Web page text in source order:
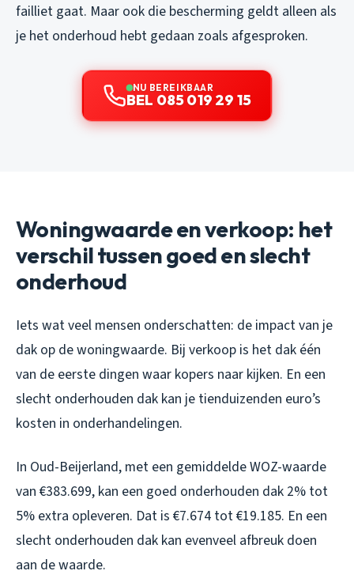
failliet gaat. Maar ook die bescherming geldt alleen als
je het onderhoud hebt gedaan zoals afgesproken.
NU BEREIKBAAR
BEL 085 019 29 15
Woningwaarde en verkoop: het
verschil tussen goed en slecht
onderhoud
Iets wat veel mensen onderschatten: de impact van je
dak op de woningwaarde. Bij verkoop is het dak één
van de eerste dingen waar kopers naar kijken. En een
slecht onderhouden dak kan je tienduizenden euro’s
kosten in onderhandelingen.
In Oud-Beijerland, met een gemiddelde WOZ-waarde
van €383.699, kan een goed onderhouden dak 2% tot
5% extra opleveren. Dat is €7.674 tot €19.185. En een
slecht onderhouden dak kan evenveel afbreuk doen
aan de waarde.